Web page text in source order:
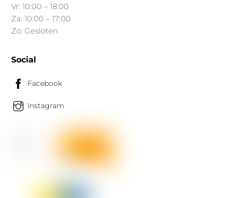
Vr: 10:00 – 18:00
Za: 10:00 – 17:00
Zo: Gesloten
Social
Facebook
Instagram